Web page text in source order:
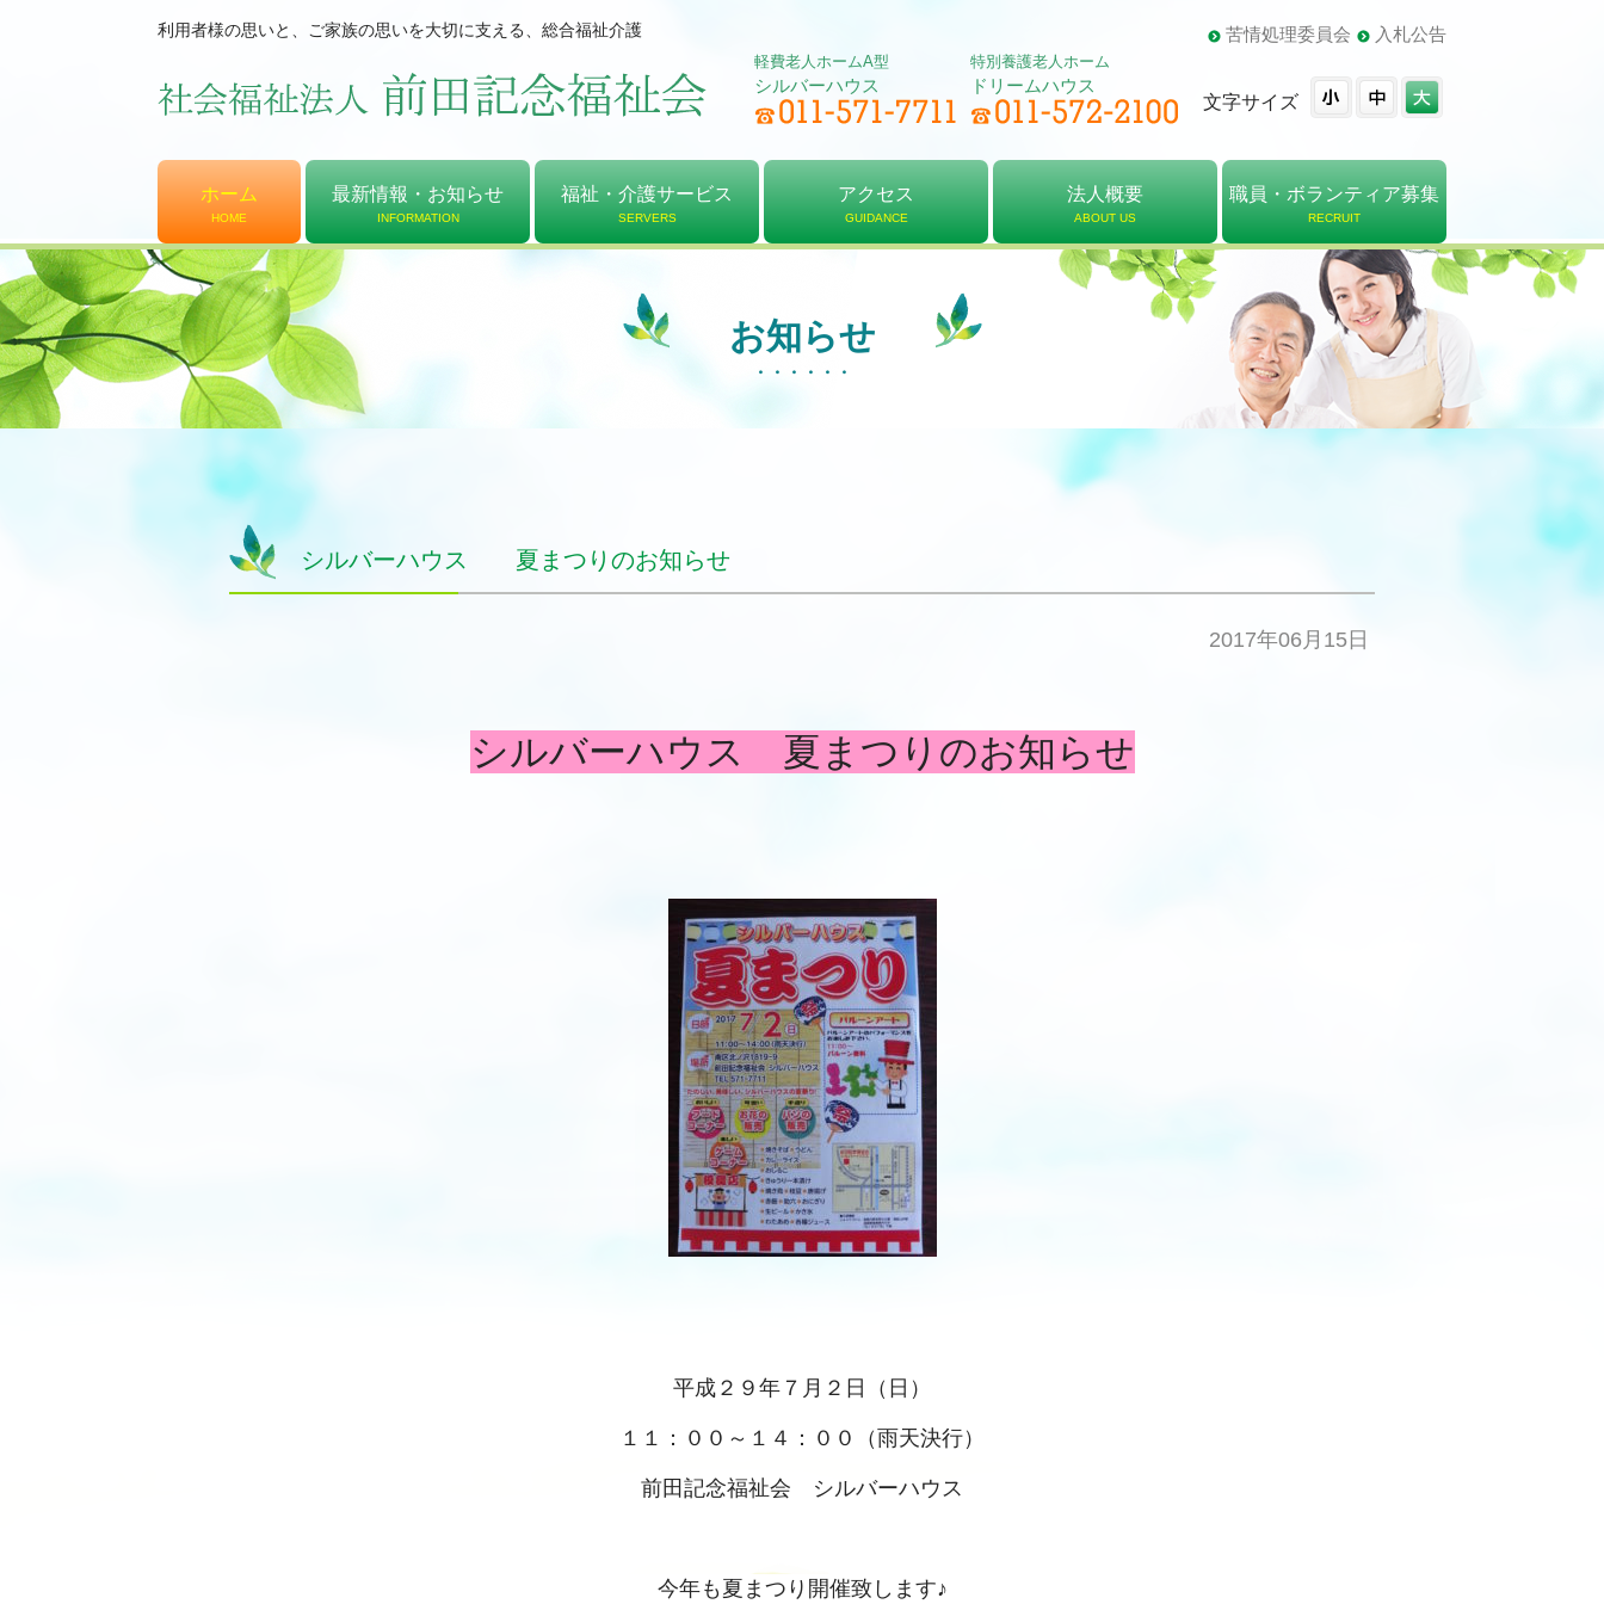
利用者様の思いと、ご家族の思いを大切に支える、総合福祉介護 苦情処理委員会 入札公告
軽費老人ホームA型
シルバーハウス
特別養護老人ホーム
ドリームハウス
文字サイズ
ホーム
HOME
最新情報・お知らせ
INFORMATION
福祉・介護サービス
SERVERS
アクセス
GUIDANCE
法人概要
ABOUT US
法人概要
理念・組織図
決算報告書
職員・ボランティア募集
RECRUIT
お知らせ
シルバーハウス 夏まつりのお知らせ
2017年06月15日
シルバーハウス 夏まつりのお知らせ
平成２９年７月２日（日）
１１：００～１４：００（雨天決行）
前田記念福祉会 シルバーハウス
今年も夏まつり開催致します♪